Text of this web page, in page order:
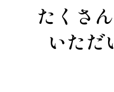
たくさ
いただ